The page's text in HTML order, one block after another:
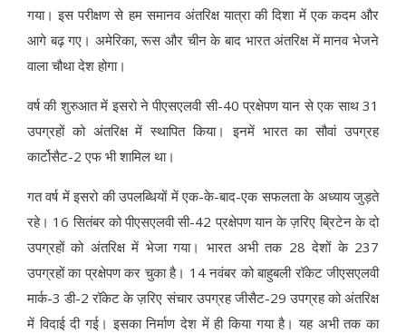
गया। इस परीक्षण से हम समानव अंतरिक्ष यात्रा की दिशा में एक कदम और
आगे बढ़ गए। अमेरिका, रूस और चीन के बाद भारत अंतरिक्ष में मानव भेजने
वाला चौथा देश होगा।
वर्ष की शुरुआत में इसरो ने पीएसएलवी सी-40 प्रक्षेपण यान से एक साथ 31
उपग्रहों को अंतरिक्ष में स्थापित किया। इनमें भारत का सौवां उपग्रह
कार्टोसैट-2 एफ भी शामिल था।
गत वर्ष में इसरो की उपलब्धियों में एक-के-बाद-एक सफलता के अध्याय जुड़ते
रहे। 16 सितंबर को पीएसएलवी सी-42 प्रक्षेपण यान के ज़रिए ब्रिटेन के दो
उपग्रहों को अंतरिक्ष में भेजा गया। भारत अभी तक 28 देशों के 237
उपग्रहों का प्रक्षेपण कर चुका है। 14 नवंबर को बाहुबली रॉकेट जीएसएलवी
मार्क-3 डी-2 रॉकेट के ज़रिए संचार उपग्रह जीसैट-29 उपग्रह को अंतरिक्ष
में विदाई दी गई। इसका निर्माण देश में ही किया गया है। यह अभी तक का